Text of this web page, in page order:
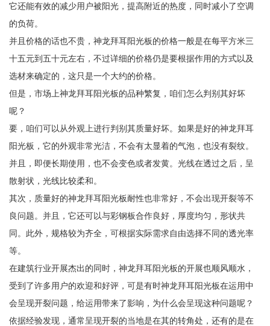
它还能有效的减少用户被阳光，提高附近的热度，同时减小了空调
的负荷。
并且价格的话也不贵，神龙拜耳阳光板的价格一般是在每平方米三
十五元到五十元左右，不过详细的价格仍是要根据作用的方式以及
选材来确定的，这只是一个大约的价格。
但是，市场上神龙拜耳阳光板的品种繁复，咱们怎么判别其好坏
呢？
要，咱们可以从外观上进行判别其质量好坏。如果是好的神龙拜耳
阳光板，它的外观非常光洁，不会有太显着的气泡，也没有裂纹。
并且，即便长期使用，也不会变色或者发黄。光线在透过之后，呈
散射状，光线比较柔和。
其次，质量好的神龙拜耳阳光板耐性也非常好，不会出现开裂等不
良问题。并且，它还可以与彩钢板合作良好，厚度均匀，形状共
同。此外，规格较为齐全，可根据实际需求自由选择不同的透光率
等。
在建筑行业开展杰出的同时，神龙拜耳阳光板的开展也顺风顺水，
受到了许多用户的欢迎和好评，可是有时神龙拜耳阳光板在运用中
会呈现开裂问题，给运用带来了影响，为什么会呈现这种问题呢？
依据经验发现，通常呈现开裂的当地是在其的转角处，还有的是在